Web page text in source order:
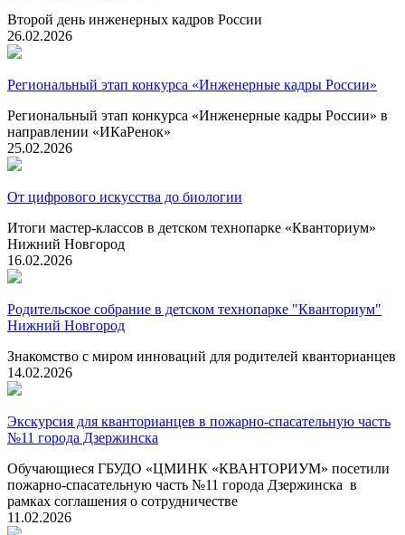
Второй день инженерных кадров России
26.02.2026
Региональный этап конкурса «Инженерные кадры России»
Региональный этап конкурса «Инженерные кадры России» в
направлении «ИКаРенок»
25.02.2026
От цифрового искусства до биологии
Итоги мастер-классов в детском технопарке «Кванториум»
Нижний Новгород
16.02.2026
Родительское собрание в детском технопарке "Кванториум"
Нижний Новгород
Знакомство с миром инноваций для родителей кванторианцев
14.02.2026
Экскурсия для кванторианцев в пожарно-спасательную часть
№11 города Дзержинска
Обучающиеся ГБУДО «ЦМИНК «КВАНТОРИУМ» посетили
пожарно-спасательную часть №11 города Дзержинска в
рамках соглашения о сотрудничестве
11.02.2026